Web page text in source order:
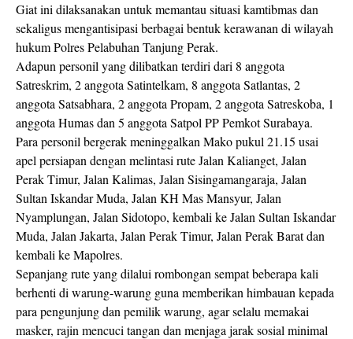
Giat ini dilaksanakan untuk memantau situasi kamtibmas dan
sekaligus mengantisipasi berbagai bentuk kerawanan di wilayah
hukum Polres Pelabuhan Tanjung Perak.
Adapun personil yang dilibatkan terdiri dari 8 anggota
Satreskrim, 2 anggota Satintelkam, 8 anggota Satlantas, 2
anggota Satsabhara, 2 anggota Propam, 2 anggota Satreskoba, 1
anggota Humas dan 5 anggota Satpol PP Pemkot Surabaya.
Para personil bergerak meninggalkan Mako pukul 21.15 usai
apel persiapan dengan melintasi rute Jalan Kalianget, Jalan
Perak Timur, Jalan Kalimas, Jalan Sisingamangaraja, Jalan
Sultan Iskandar Muda, Jalan KH Mas Mansyur, Jalan
Nyamplungan, Jalan Sidotopo, kembali ke Jalan Sultan Iskandar
Muda, Jalan Jakarta, Jalan Perak Timur, Jalan Perak Barat dan
kembali ke Mapolres.
Sepanjang rute yang dilalui rombongan sempat beberapa kali
berhenti di warung-warung guna memberikan himbauan kepada
para pengunjung dan pemilik warung, agar selalu memakai
masker, rajin mencuci tangan dan menjaga jarak sosial minimal